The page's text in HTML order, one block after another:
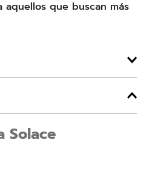
aquellos que buscan más
Solace